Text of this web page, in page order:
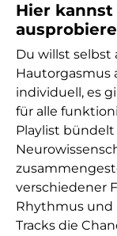
Hier
Du willst selbst
Hautorgasmus
individuell, es
für alle
Playlist bündelt
verschiedener
Rhythmus und
Tracks die